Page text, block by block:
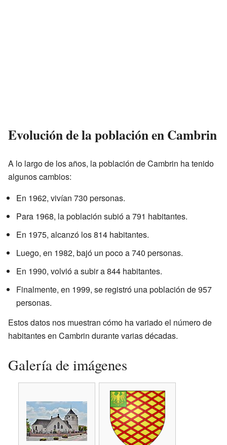
Evolución de la población en Cambrin
A lo largo de los años, la población de Cambrin ha tenido
algunos cambios:
En 1962, vivían 730 personas.
Para 1968, la población subió a 791 habitantes.
En 1975, alcanzó los 814 habitantes.
Luego, en 1982, bajó un poco a 740 personas.
En 1990, volvió a subir a 844 habitantes.
Finalmente, en 1999, se registró una población de 957
personas.
Estos datos nos muestran cómo ha variado el número de
habitantes en Cambrin durante varias décadas.
Galería de imágenes